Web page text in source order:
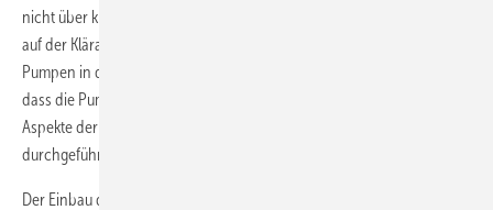
nicht über kleine Tauchpumpen und wiederrum über die Hebeanlage
auf der Kläranlage landen. Hier bietet sich die Nassaufstellung der
Pumpen in dichten Kunststoffschächten an. Ein weiterer Vorteil ist,
dass die Pumpen zwecks Wartung „leicht zu ziehen“ sind. Wesentliche
Aspekte der Wartung können damit außerhalb des Schachtes
durchgeführt werden.
Der Einbau der Steuerung sollte immer außerhalb des Schachtes in